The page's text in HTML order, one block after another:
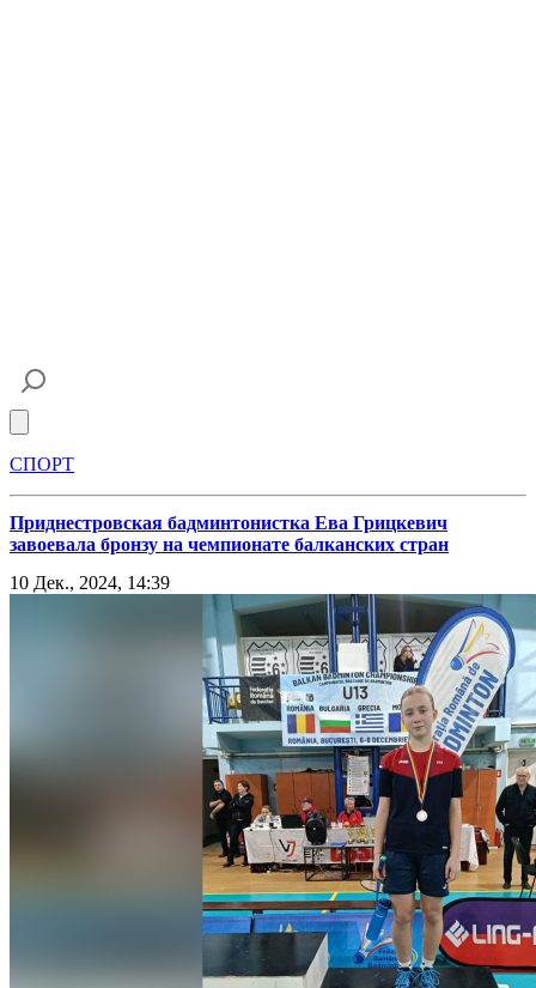
СПОРТ
Приднестровская бадминтонистка Ева Грицкевич
завоевала бронзу на чемпионате балканских стран
10 Дек., 2024, 14:39